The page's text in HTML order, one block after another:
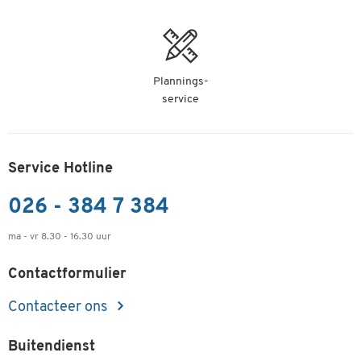
Plannings-
service
Service Hotline
026 - 384 7 384
ma - vr 8.30 - 16.30 uur
Contactformulier
Contacteer ons
Buitendienst